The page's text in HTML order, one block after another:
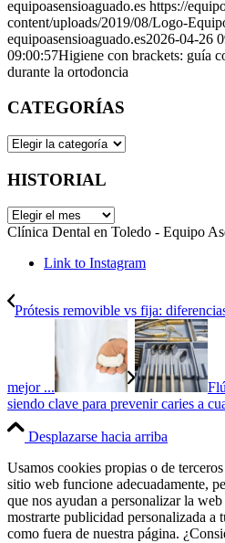
equipoasensioaguado.es https://
content/uploads/2019/08/Logo-
equipoasensioaguado.es2026-04-26
09:00:57Higiene con brackets: guía
durante la ortodoncia
CATEGORÍAS
CATEGORÍAS
HISTORIAL
HISTORIAL
Clínica Dental en Toledo - Equipo
Link to Instagram
Prótesis removible vs fija:
mejor ...
siendo clave para prevenir caries a
Desplazarse hacia arriba
Usamos cookies propias o de
sitio web funcione adecuadamente,
que nos ayudan a personalizar la
mostrarte publicidad personalizada a
como fuera de nuestra página.